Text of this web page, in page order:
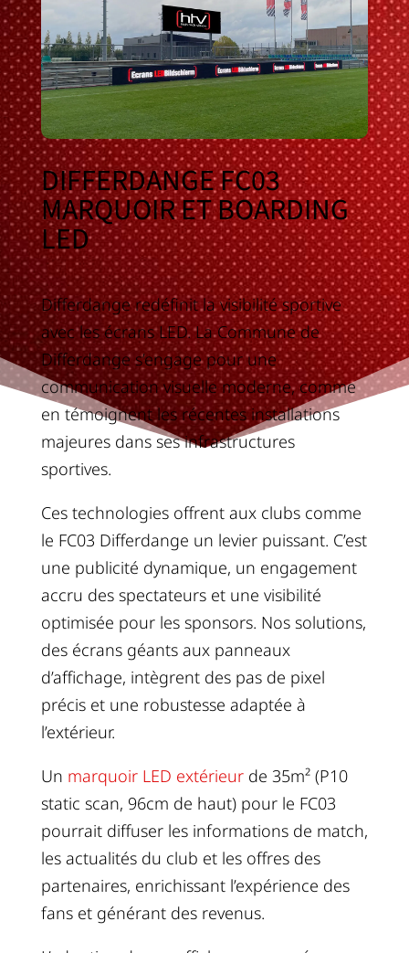
DIFFERDANGE FC03
MARQUOIR ET BOARDING
LED
Differdange redéfinit la visibilité sportive
avec les écrans LED. La Commune de
Differdange s’engage pour une
communication visuelle moderne, comme
en témoignent les récentes installations
majeures dans ses infrastructures
sportives.
Ces technologies offrent aux clubs comme
le FC03 Differdange un levier puissant. C’est
une publicité dynamique, un engagement
accru des spectateurs et une visibilité
optimisée pour les sponsors. Nos solutions,
des écrans géants aux panneaux
d’affichage, intègrent des pas de pixel
précis et une robustesse adaptée à
l’extérieur.
Un marquoir LED extérieurde 35m² (P10
static scan, 96cm de haut) pour le FC03
pourrait diffuser les informations de match,
les actualités du club et les offres des
partenaires, enrichissant l’expérience des
fans et générant des revenus.